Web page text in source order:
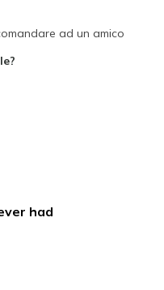
Wearing
ad un amico
had